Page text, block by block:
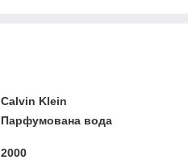
Calvin Klein
Парфумована вода
2000